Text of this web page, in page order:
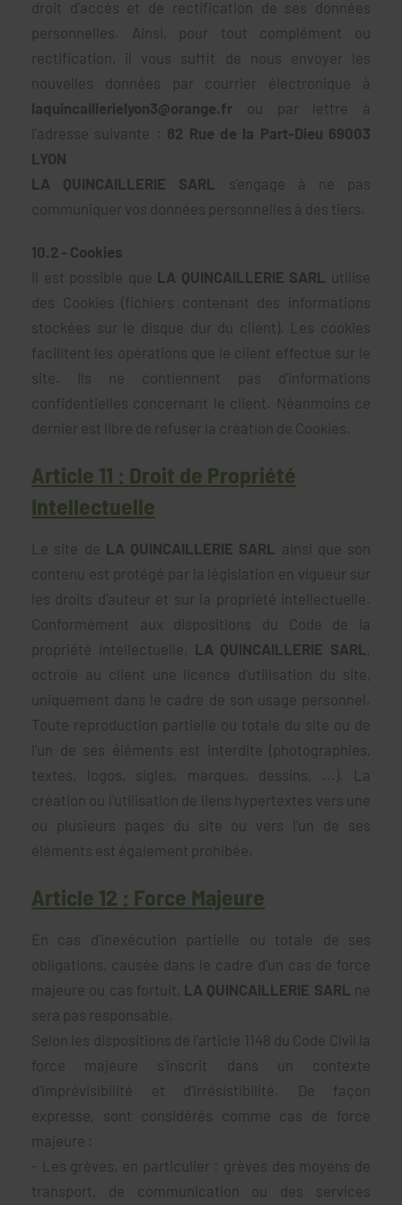
droit d'accès et de rectification de ses données
personnelles. Ainsi, pour tout complément ou
rectification, il vous suffit de nous envoyer les
nouvelles données par courrier électronique à
laquincaillerielyon3@orange.fr ou par lettre à
l'adresse suivante : 82 Rue de la Part-Dieu 69003
LYON
LA QUINCAILLERIE SARL
s'engage à ne pas
communiquer vos données personnelles à des tiers.
10.2 - Cookies
Il est possible que LA QUINCAILLERIE SARL
utilise
des Cookies (fichiers contenant des informations
stockées sur le disque dur du client). Les cookies
facilitent les opérations que le client effectue sur le
site. Ils ne contiennent pas d'informations
confidentielles concernant le client. Néanmoins ce
dernier est libre de refuser la création de Cookies.
Article 11 : Droit de Propriété
Intellectuelle
Le site de LA QUINCAILLERIE SARL
ainsi que son
contenu est protégé par la législation en vigueur sur
les droits d'auteur et sur la propriété intellectuelle.
Conformément aux dispositions du Code de la
propriété intellectuelle, LA QUINCAILLERIE SARL
octroie au client une licence d'utilisation du site,
uniquement dans le cadre de son usage personnel.
Toute reproduction partielle ou totale du site ou de
l'un de ses éléments est interdite (photographies,
textes, logos, sigles, marques, dessins, ...). La
création ou l'utilisation de liens hypertextes vers une
ou plusieurs pages du site ou vers l'un de ses
éléments est également prohibée.
Article 12 : Force Majeure
En cas d'inexécution partielle ou totale de ses
obligations, causée dans le cadre d'un cas de force
majeure ou cas fortuit, LA QUINCAILLERIE SARL
ne
sera pas responsable.
Selon les dispositions de l'article 1148 du Code Civil la
force majeure s'inscrit dans un contexte
d'imprévisibilité et d'irrésistibilité. De façon
expresse, sont considérés comme cas de force
majeure :
- Les grèves, en particulier : grèves des moyens de
transport, de communication ou des services